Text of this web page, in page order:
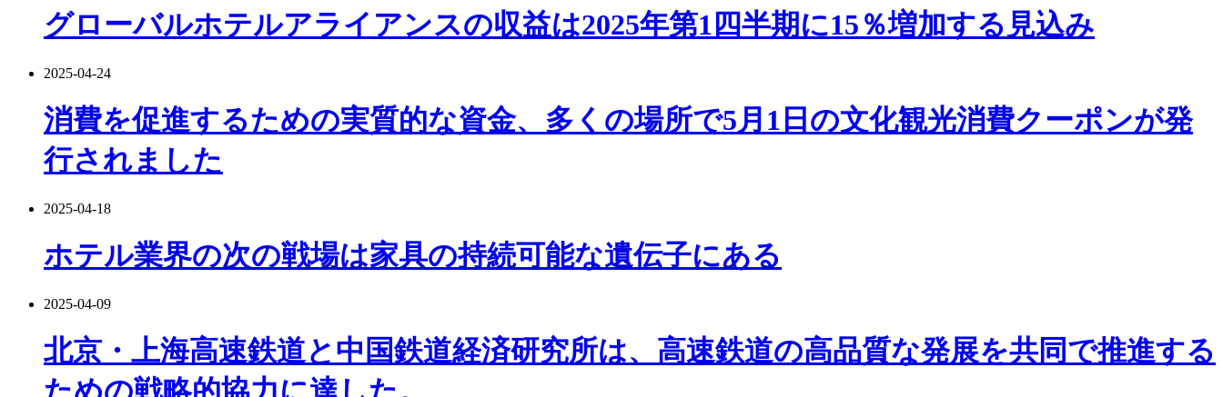
グローバルホテルアライアンスの収益は2025年第1四半期に15％増加する見込み
2025-04-24
消費を促進するための実質的な資金、多くの場所で5月1日の文化観光消費クーポンが発
行されました
2025-04-18
ホテル業界の次の戦場は家具の持続可能な遺伝子にある
2025-04-09
北京・上海高速鉄道と中国鉄道経済研究所は、高速鉄道の高品質な発展を共同で推進する